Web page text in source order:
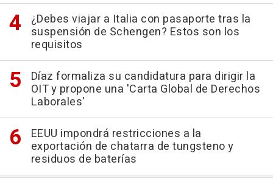
¿Debes viajar a Italia con pasaporte tras la
suspensión de Schengen? Estos son los
requisitos
Díaz formaliza su candidatura para dirigir la
OIT y propone una 'Carta Global de Derechos
Laborales'
EEUU impondrá restricciones a la
exportación de chatarra de tungsteno y
residuos de baterías